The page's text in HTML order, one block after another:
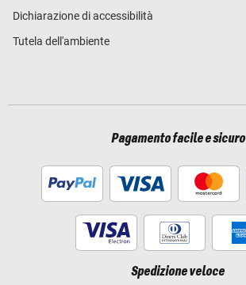
Dichiarazione di accessibilità
Tutela dell'ambiente
Pagamento facile e sicuro
Spedizione veloce